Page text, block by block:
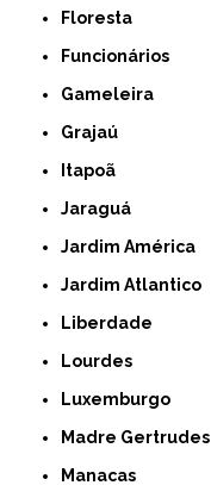
Floresta
Funcionários
Gameleira
Grajaú
Itapoã
Jaraguá
Jardim América
Jardim Atlantico
Liberdade
Lourdes
Luxemburgo
Madre Gertrudes
Manacas